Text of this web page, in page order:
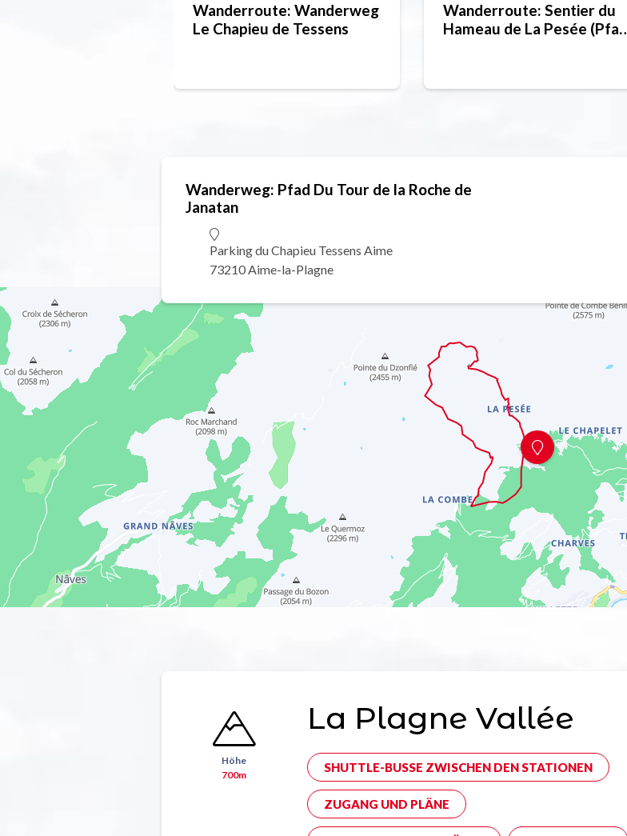
Wanderroute: Wanderweg
Le Chapieu de Tessens
Wanderroute: Sentier du
Hameau de La Pesée (Pfad
Wanderweg: Pfad Du Tour de la Roche de
Janatan
Parking du Chapieu Tessens Aime
73210 Aime-la-Plagne
Höhe
700m
La Plagne Vallée
SHUTTLE-BUSSE ZWISCHEN DEN STATIONEN
ZUGANG UND PLÄNE